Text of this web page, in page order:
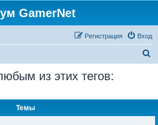
GamerNet
Вход
Регистрация
из этих тегов:
Темы